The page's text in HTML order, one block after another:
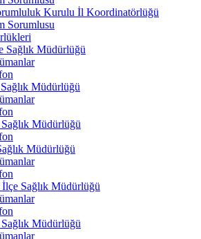
Kurulu İl Koordinatörlüğü
Sorumlusu
Sağlık Müdürlüğü
Müdürlüğü
Müdürlüğü
Müdürlüğü
Sağlık Müdürlüğü
Müdürlüğü